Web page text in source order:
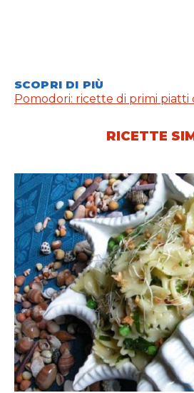
SCOPRI DI PIÙ
Pomodori: ricette di primi piatti
RICETTE